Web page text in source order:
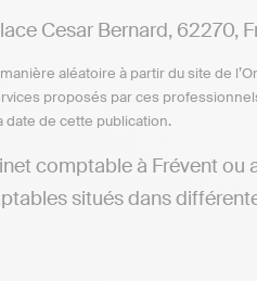
Cesar Bernard, 62270,
aléatoire à partir du site de
proposés par ces
date de cette publication.
comptable à Frévent
situés dans